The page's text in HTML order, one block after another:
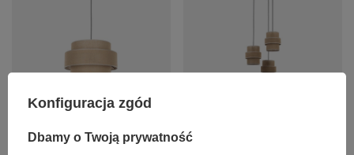
CALISTO JUTA LAMPA WISZĄCA 1
339,00 zł / szt. 575,00 zł
Konfiguracja zgód
Dbamy o Twoją prywatność